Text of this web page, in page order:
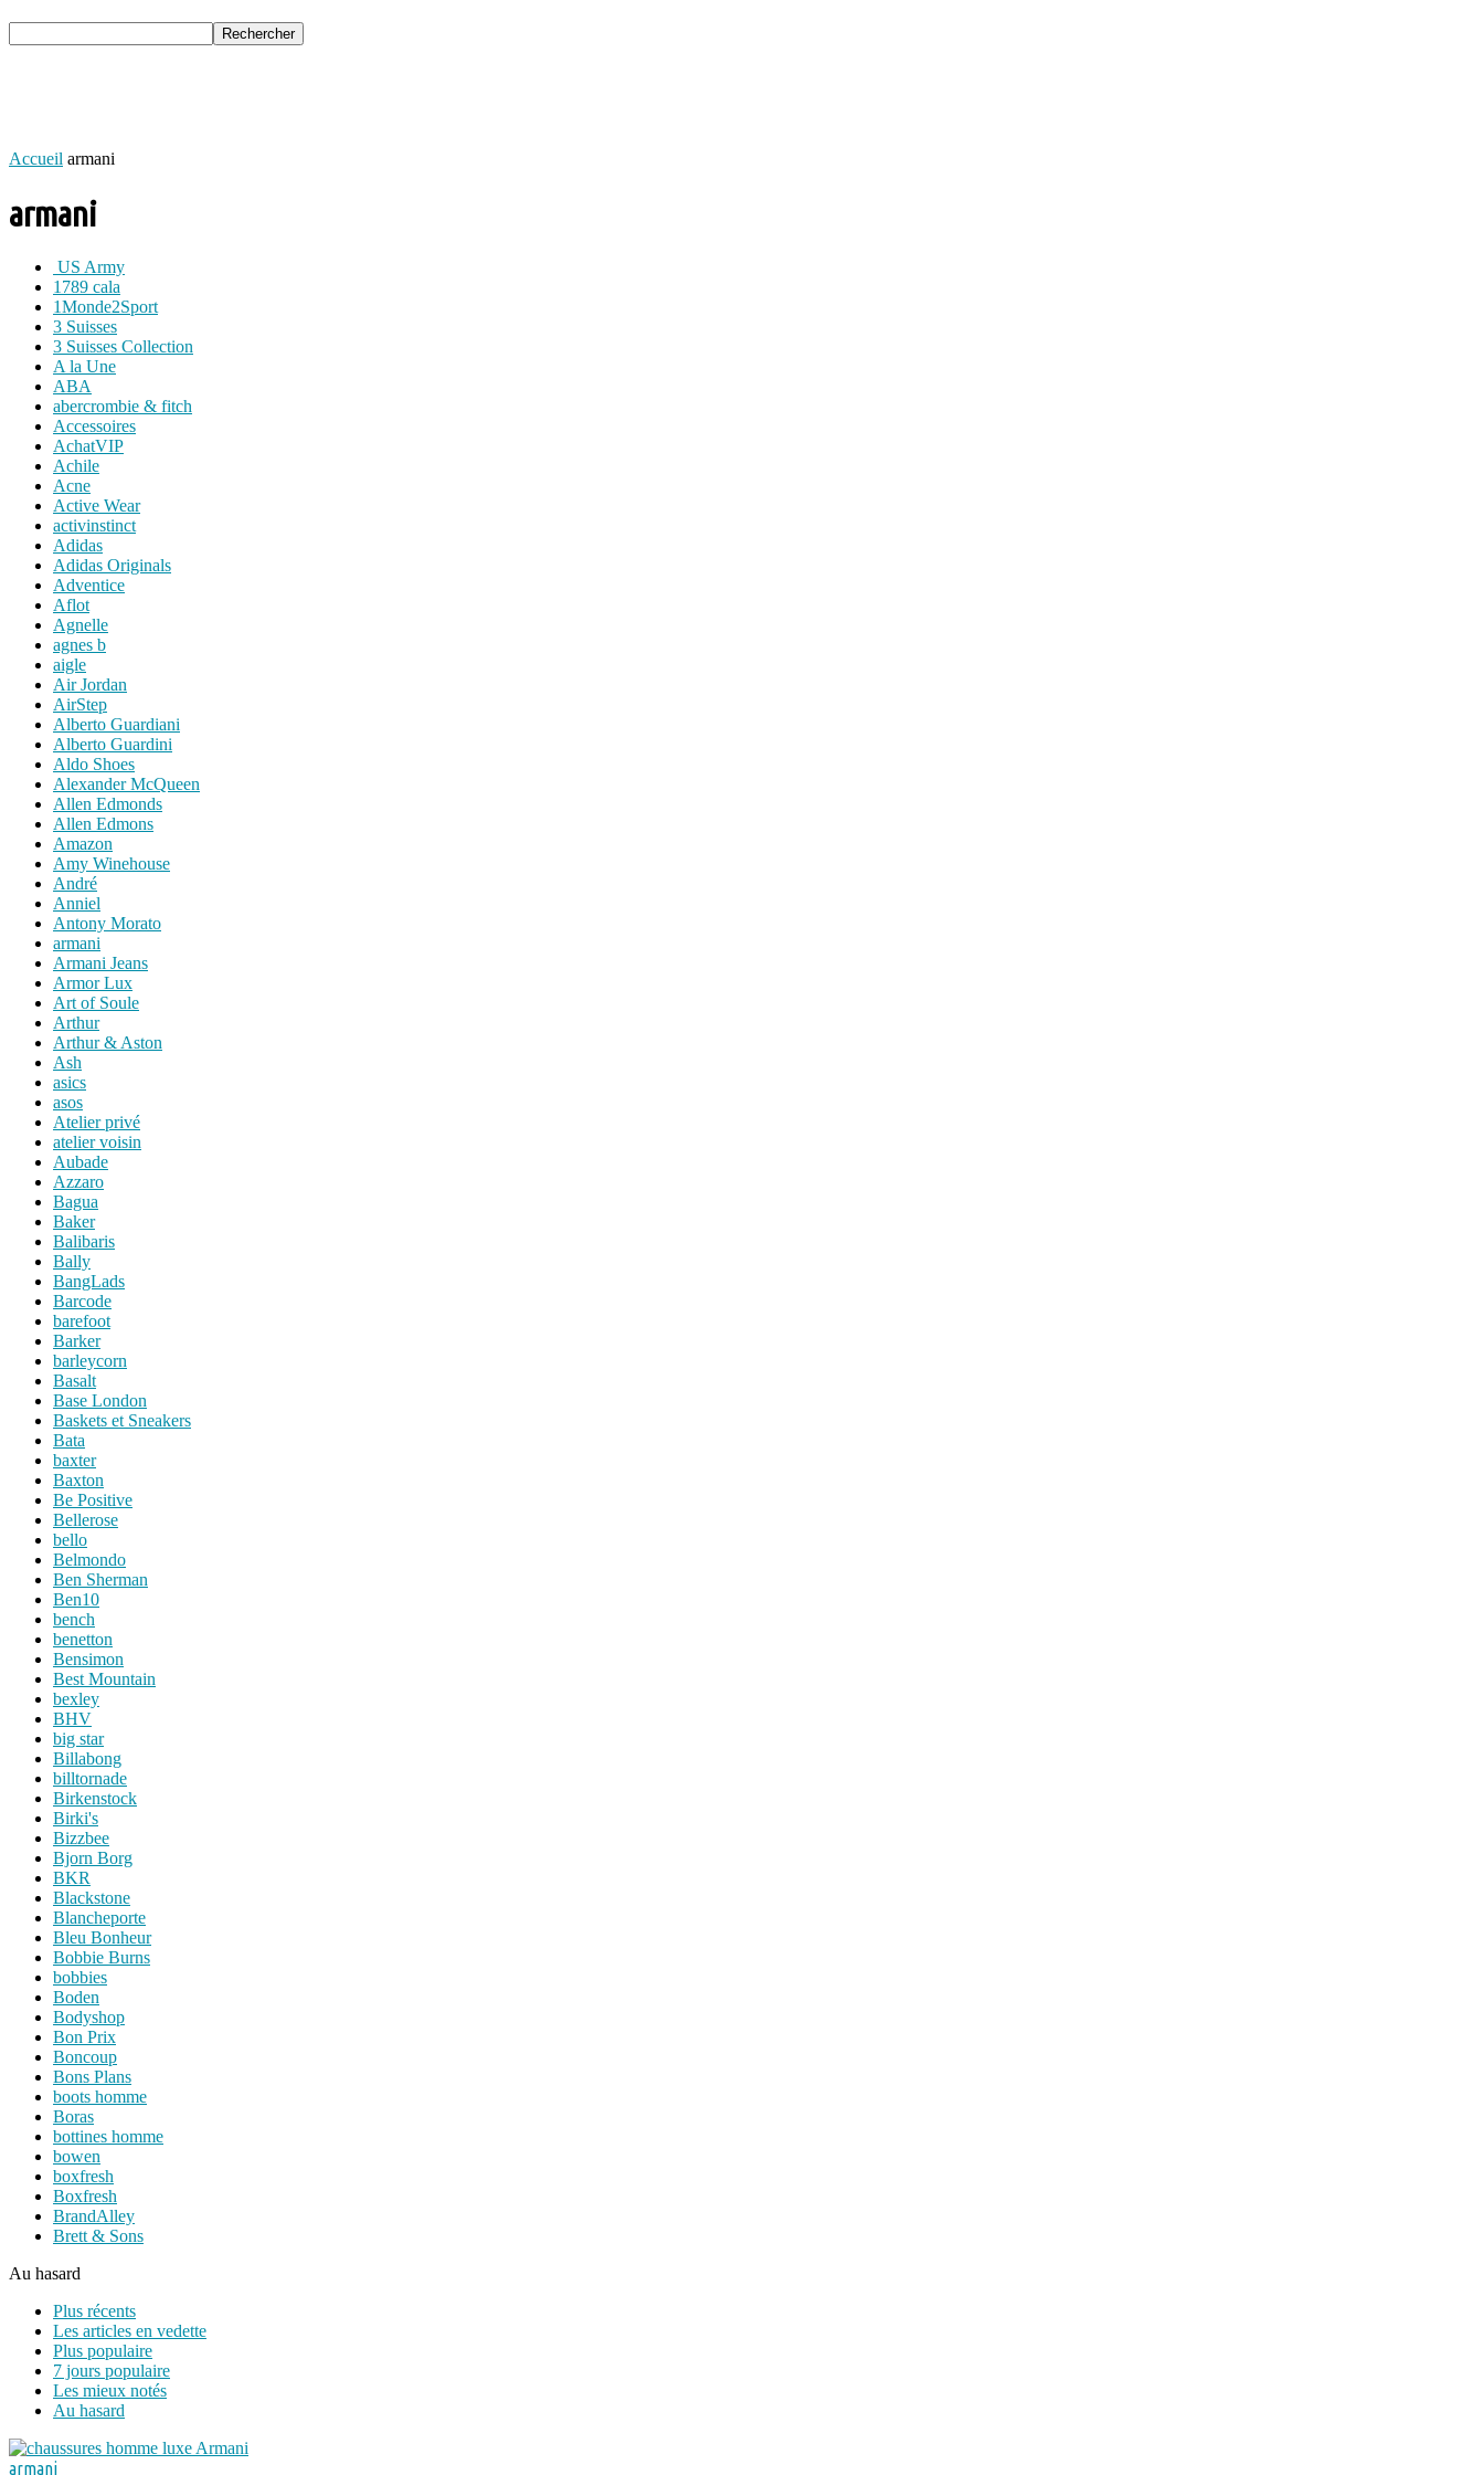
Accueil armani
armani
US Army
1789 cala
1Monde2Sport
3 Suisses
3 Suisses Collection
A la Une
ABA
abercrombie & fitch
Accessoires
AchatVIP
Achile
Acne
Active Wear
activinstinct
Adidas
Adidas Originals
Adventice
Aflot
Agnelle
agnes b
aigle
Air Jordan
AirStep
Alberto Guardiani
Alberto Guardini
Aldo Shoes
Alexander McQueen
Allen Edmonds
Allen Edmons
Amazon
Amy Winehouse
André
Anniel
Antony Morato
armani
Armani Jeans
Armor Lux
Art of Soule
Arthur
Arthur & Aston
Ash
asics
asos
Atelier privé
atelier voisin
Aubade
Azzaro
Bagua
Baker
Balibaris
Bally
BangLads
Barcode
barefoot
Barker
barleycorn
Basalt
Base London
Baskets et Sneakers
Bata
baxter
Baxton
Be Positive
Bellerose
bello
Belmondo
Ben Sherman
Ben10
bench
benetton
Bensimon
Best Mountain
bexley
BHV
big star
Billabong
billtornade
Birkenstock
Birki's
Bizzbee
Bjorn Borg
BKR
Blackstone
Blancheporte
Bleu Bonheur
Bobbie Burns
bobbies
Boden
Bodyshop
Bon Prix
Boncoup
Bons Plans
boots homme
Boras
bottines homme
bowen
boxfresh
Boxfresh
BrandAlley
Brett & Sons
Au hasard
Plus récents
Les articles en vedette
Plus populaire
7 jours populaire
Les mieux notés
Au hasard
armani